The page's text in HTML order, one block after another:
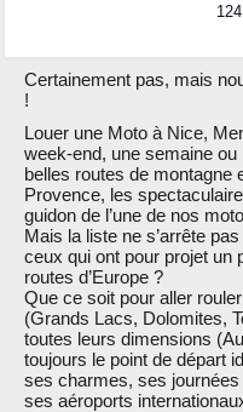
124
Certainement pas, mais
!
Louer une Moto à Nice,
week-end, une semaine
belles routes de montagne
Provence, les
guidon de l’une de nos
Mais la liste ne s’arrête
ceux qui ont pour projet un
routes d’Europe ?
Que ce soit pour aller
(Grands Lacs, Dolomites,
toutes leurs dimensions
toujours le point de départ
ses charmes, ses journées
ses aéroports